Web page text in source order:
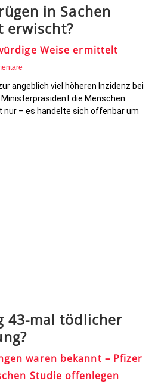
in Sachen
erwischt?
Weise ermittelt
angeblich viel höheren Inzidenz bei
die Menschen
nur – es handelte sich offenbar um
43-mal tödlicher
waren bekannt – Pfizer
Studie offenlegen